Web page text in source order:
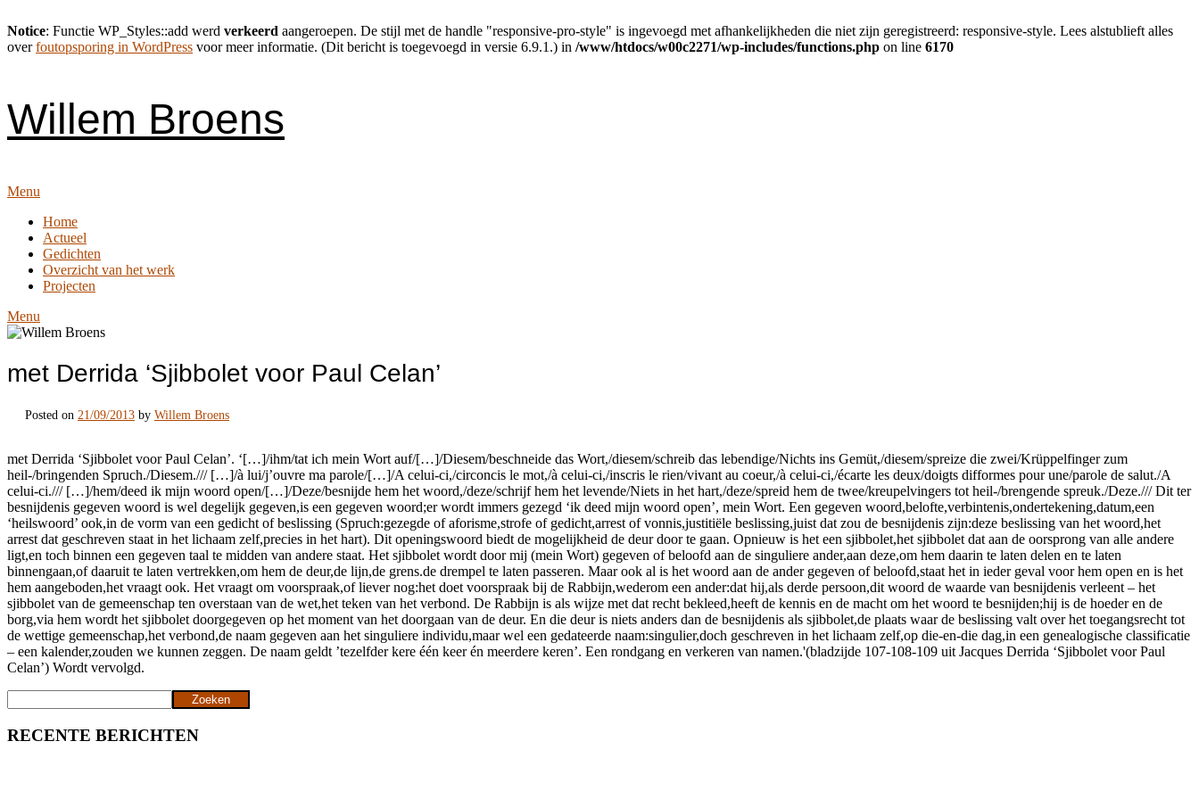
Notice: Functie WP_Styles::add werd verkeerd aangeroepen. De stijl met de handle "responsive-pro-style" is ingevoegd met afhankelijkheden die niet zijn geregistreerd: responsive-style. Lees alstublieft alles
overfoutopsporing in WordPress voor meer informatie. (Dit bericht is toegevoegd in versie 6.9.1.) in /www/htdocs/w00c2271/wp-includes/functions.php on line 6170
Willem Broens
Menu
Home
Actueel
Gedichten
Overzicht van het werk
Projecten
Menu
met Derrida ‘Sjibbolet voor Paul Celan’
Posted on 21/09/2013 by Willem Broens
met Derrida ‘Sjibbolet voor Paul Celan’. ‘[…]/ihm/tat ich mein Wort auf/[…]/Diesem/beschneide das Wort,/diesem/schreib das lebendige/Nichts ins Gemüt,/diesem/spreize die zwei/Krüppelfinger zum
heil-/bringenden Spruch./Diesem./// […]/à lui/j’ouvre ma parole/[…]/A celui-ci,/circoncis le mot,/à celui-ci,/inscris le rien/vivant au coeur,/à celui-ci,/écarte les deux/doigts difformes pour une/parole de salut./A
celui-ci./// […]/hem/deed ik mijn woord open/[…]/Deze/besnijde hem het woord,/deze/schrijf hem het levende/Niets in het hart,/deze/spreid hem de twee/kreupelvingers tot heil-/brengende spreuk./Deze./// Dit ter
besnijdenis gegeven woord is wel degelijk gegeven,is een gegeven woord;er wordt immers gezegd ‘ik deed mijn woord open’, mein Wort. Een gegeven woord,belofte,verbintenis,ondertekening,datum,een
‘heilswoord’ ook,in de vorm van een gedicht of beslissing (Spruch:gezegde of aforisme,strofe of gedicht,arrest of vonnis,justitiële beslissing,juist dat zou de besnijdenis zijn:deze beslissing van het woord,het
arrest dat geschreven staat in het lichaam zelf,precies in het hart). Dit openingswoord biedt de mogelijkheid de deur door te gaan. Opnieuw is het een sjibbolet,het sjibbolet dat aan de oorsprong van alle andere
ligt,en toch binnen een gegeven taal te midden van andere staat. Het sjibbolet wordt door mij (mein Wort) gegeven of beloofd aan de singuliere ander,aan deze,om hem daarin te laten delen en te laten
binnengaan,of daaruit te laten vertrekken,om hem de deur,de lijn,de grens.de drempel te laten passeren. Maar ook al is het woord aan de ander gegeven of beloofd,staat het in ieder geval voor hem open en is het
hem aangeboden,het vraagt ook. Het vraagt om voorspraak,of liever nog:het doet voorspraak bij de Rabbijn,wederom een ander:dat hij,als derde persoon,dit woord de waarde van besnijdenis verleent – het
sjibbolet van de gemeenschap ten overstaan van de wet,het teken van het verbond. De Rabbijn is als wijze met dat recht bekleed,heeft de kennis en de macht om het woord te besnijden;hij is de hoeder en de
borg,via hem wordt het sjibbolet doorgegeven op het moment van het doorgaan van de deur. En die deur is niets anders dan de besnijdenis als sjibbolet,de plaats waar de beslissing valt over het toegangsrecht tot
de wettige gemeenschap,het verbond,de naam gegeven aan het singuliere individu,maar wel een gedateerde naam:singulier,doch geschreven in het lichaam zelf,op die-en-die dag,in een genealogische classificatie
– een kalender,zouden we kunnen zeggen. De naam geldt ’tezelfder kere één keer én meerdere keren’. Een rondgang en verkeren van namen.'(bladzijde 107-108-109 uit Jacques Derrida ‘Sjibbolet voor Paul
Celan’) Wordt vervolgd.
Zoeken
RECENTE BERICHTEN